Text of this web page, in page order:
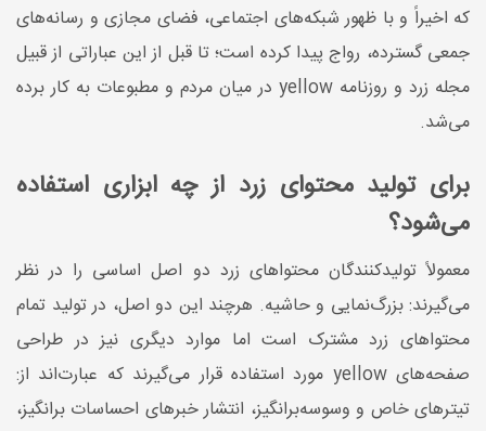
که اخیراً و با ظهور شبکه‌های اجتماعی، فضای مجازی و رسانه‌های
جمعی گسترده، رواج پیدا کرده است؛ تا قبل از این عباراتی از قبیل
مجله زرد و روزنامه yellow در میان مردم و مطبوعات به کار برده
می‌شد.
برای تولید محتوای زرد از چه ابزاری استفاده
می‌شود؟
معمولاً تولیدکنندگان محتواهای زرد دو اصل اساسی را در نظر
می‌گیرند: بزرگ‌نمایی و حاشیه. هرچند این دو اصل، در تولید تمام
محتواهای زرد مشترک است اما موارد دیگری نیز در طراحی
صفحه‌های yellow مورد استفاده قرار می‌گیرند که عبارت‌اند از:
تیترهای خاص و وسوسه‌برانگیز، انتشار خبرهای احساسات برانگیز،